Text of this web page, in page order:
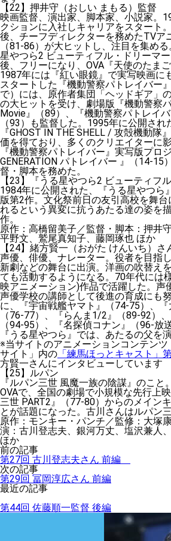
【22】押井守（おしい まもる）監督
映画監督、演出家、脚本家、小説家。
クションに入社しキャリアをスタート
後、チーフディレクターを務めたTVア
（81-86）が大ヒットし、注目を集め
星やつら2 ビューティフル・ドリーマ
後、フリーになり、OVA『天使のたま
1987年には『紅い眼鏡』で実写映画に
スタートした『機動警察パトレイバー
で）には、原作者集団「ヘッドギア」
の大ヒットを受け、劇場版『機動警察
Movie』（89）、『機動警察パトレイバ
（93）も監督した。1995年に公開さ
『GHOST IN THE SHELL / 攻殻機動隊
価を得ており、多くのクリエイターに
『機動警察パトレイバー』実写版プロ
GENERATION パトレイバー 』（14-15
督・脚本を務めた。
【23】『うる星やつら2 ビューティフ
1984年に公開された、『うる星やつら
版第2作。文化祭前日の友引高校を舞
れるという異変に抗うあたる達の姿を
作。
原作：高橋留美子／監督・脚本：押井
平野文、鷲尾真知子、藤岡琢也 ほか
【24】緒方賢一（おがた けんいち）さ
声優、俳優、ナレーター。役者を目指
新劇などの舞台に出演。洋画の吹替え
ても活動するようになる。70年代には
映アニメーション)作品で活躍した。声
声優学校の講師として後進の育成にも
に、『宇宙戦艦ヤマト』（74-75）、『
（76-77）、『らんま1/2』（89-92）
（94-95）、『名探偵コナン』（96-放
『うる星やつら』では、あたるの父を演
※当サイトのアニメーションコンテン
サイト」内の 「練馬ほっとキャスト」
方賢一さんにインタビューしています
【25】ルパン
『ルパン三世 風魔一族の陰謀』のこと
OVAで、全国の劇場で小規模な先行上
三世 PART2』（77-80）からのメイン
とが話題になった。古川さんはルパン
原作：モンキー・パンチ／監修：大塚
演：古川登志夫、銀河万丈、塩沢兼人
ほか
前の記事
第27回 古川登志夫さん 前編
次の記事
第29回 冨岡淳広さん 前編
最近の記事
第44回 佐藤順一監督 後編